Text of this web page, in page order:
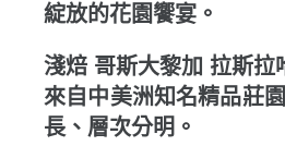
綻放的花園饗宴。
淺焙 哥斯大黎加 拉斯
來自中美洲知名精品莊
長、層次分明。